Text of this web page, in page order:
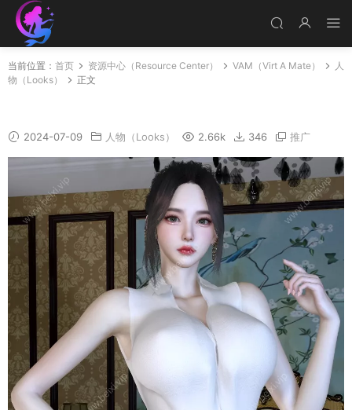
当前位置： 首页 资源中心（Resource Center） VAM（Virt A Mate）
人
物（Looks）
正文
2024-07-09 人物（Looks） 2.66k 346 推广